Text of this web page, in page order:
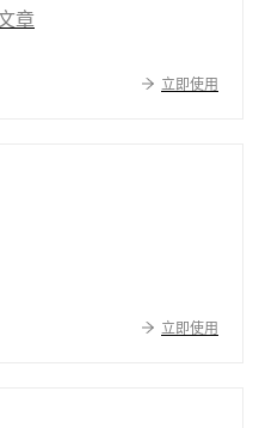
章
立即使用
立即使用